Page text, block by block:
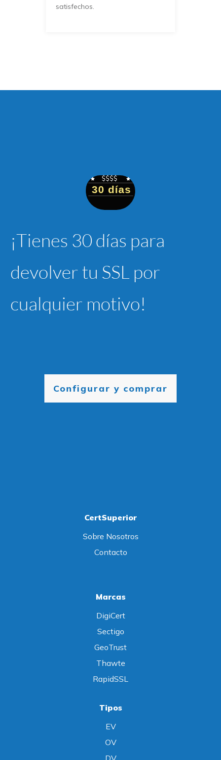
satisfechos.
$$$$
30 días
¡Tienes 30 días para
devolver tu SSL por
cualquier motivo!
Configurar y comprar
CertSuperior
Sobre Nosotros
Contacto
Marcas
DigiCert
Sectigo
GeoTrust
Thawte
RapidSSL
Tipos
EV
OV
DV